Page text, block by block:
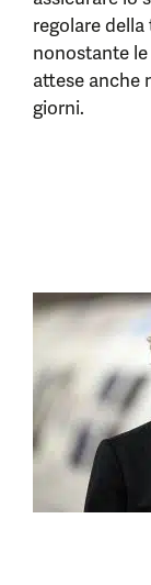
regolare della
nonostante
attese anche
giorni.